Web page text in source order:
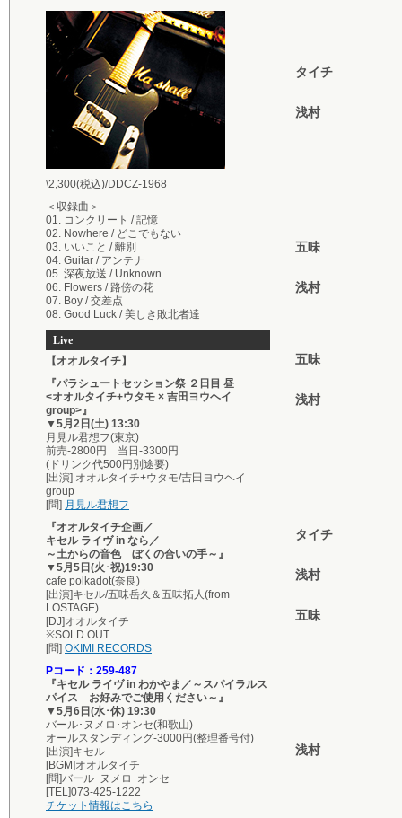
\2,300(税込)/DDCZ-1968
＜収録曲＞
01. コンクリート / 記憶
02. Nowhere / どこでもない
03. いいこと / 離別
04. Guitar / アンテナ
05. 深夜放送 / Unknown
06. Flowers / 路傍の花
07. Boy / 交差点
08. Good Luck / 美しき敗北者達
Live
【オオルタイチ】
『パラシュートセッション祭 ２日目 昼
<オオルタイチ+ウタモ × 吉田ヨウヘイ
group>』
▼5月2日(土) 13:30
月見ル君想フ(東京)
前売-2800円 当日-3300円
(ドリンク代500円別途要)
[出演] オオルタイチ+ウタモ/吉田ヨウヘイ
group
[問] 月見ル君想フ
『オオルタイチ企画／
キセル ライヴ in なら／
～土からの音色 ぼくの合いの手～』
▼5月5日(火･祝)19:30
cafe polkadot(奈良)
[出演]キセル/五味岳久＆五味拓人(from
LOSTAGE)
[DJ]オオルタイチ
※SOLD OUT
[問] OKIMI RECORDS
Pコード：259-487
『キセル ライヴ in わかやま／～スパイラルス
パイス お好みでご使用ください～』
▼5月6日(水･休) 19:30
バール･ヌメロ･オンセ(和歌山)
オールスタンディング-3000円(整理番号付)
[出演]キセル
[BGM]オオルタイチ
[問]バール･ヌメロ･オンセ
[TEL]073-425-1222
チケット情報はこちら
タイチ
浅村
五味
浅村
五味
浅村
タイチ
浅村
五味
浅村